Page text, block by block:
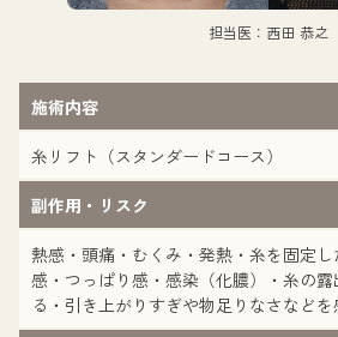
担当医：西田 恭之
施術内容
糸リフト（スタンダードコース）
副作用・リスク
熱感・頭痛・むくみ・発熱・糸を固定
感・つっぱり感・感染（化膿）・糸の
る・引き上がりすぎや物足りなさなど